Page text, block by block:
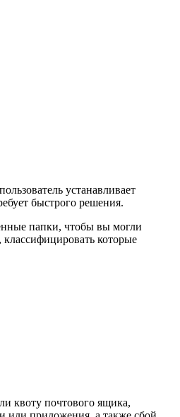
устанавливает
быстрого решения.
папки, чтобы вы могли
которые
квоту почтового ящика,